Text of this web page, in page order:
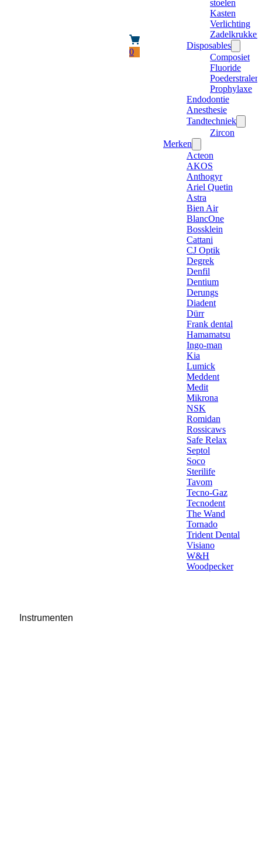
0
stoelen
Kasten
Verlichting
Zadelkrukken
Disposables
Composiet
Fluoride
Poederstraler
Prophylaxe
Endodontie
Anesthesie
Tandtechniek
Zircon
Merken
Acteon
AKOS
Anthogyr
Ariel Quetin
Astra
Bien Air
BlancOne
Bossklein
Cattani
CJ Optik
Degrek
Denfil
Dentium
Derungs
Diadent
Dürr
Frank dental
Hamamatsu
Ingo-man
Kia
Lumick
Meddent
Medit
Mikrona
NSK
Romidan
Rossicaws
Safe Relax
Septol
Soco
Sterilife
Tavom
Tecno-Gaz
Tecnodent
The Wand
Tornado
Trident Dental
Visiano
W&H
Woodpecker
Instrumenten